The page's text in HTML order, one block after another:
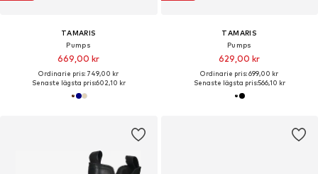
TAMARIS
Pumps
669,00 kr
Ordinarie pris: 749,00 kr
Senaste lägsta pris:602,10 kr
TAMARIS
Pumps
629,00 kr
Ordinarie pris: 699,00 kr
Senaste lägsta pris:566,10 kr